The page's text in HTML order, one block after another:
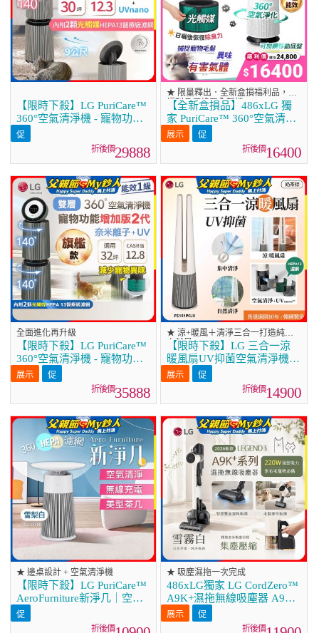
【限時下殺】LG PuriCare™
360°空氣清淨機 - 寵物功能
增加版二代/建議適用30坪
(雙層)(AS101DBY0)
29888
★ 限量釋出．全新盒損福利品，用
福利品價格買全新機
【全新盒損品】486xLG 獨
家 PuriCare™ 360°空氣清淨
機 超級大白2.0 (單層寵物版)
AS651DWS0
16400
全面進化再升級
【限時下殺】LG PuriCare™
360°空氣清淨機 - 寵物功能
增加版二代(雙層)－Alpha旗
艦版/建議適用32坪
35888
★ 涼+暖風＋清淨三合一打造純淨
自然風
【限時下殺】LG 三合一涼
暖風扇UV抑菌空氣清淨機
Hit經典版－奶茶棕
(FS151PCJ0)
14900
★ 邊桌設計 + 空氣清淨機
【限時下殺】LG PuriCare™
AeroFurniture新淨几｜空氣
清淨 x 無線充電 x 美型茶几
雪梨白 (AS201PWU0)
★ 吸塵濕拖一次完成
486xLG獨家 LG CordZero™
A9K+濕拖無線吸塵器 A9K-
LEGEND3 (雪霧白)